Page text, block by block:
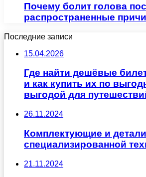
Почему болит голова
распространенные
Последние записи
15.04.2026
Где найти дешёвые
и как купить их по
выгодой для
26.11.2024
Комплектующие и
специализированной
21.11.2024